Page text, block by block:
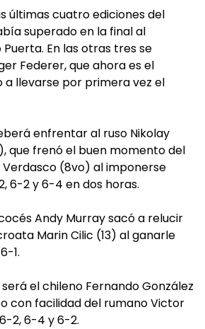
últimas cuatro ediciones del
superado en la final al
En las otras tres se
Federer, que ahora es el
a llevarse por primera vez el
enfrentar al ruso Nikolay
que frenó el buen momento del
(8vo) al imponerse
6-2 y 6-4 en dos horas.
Andy Murray sacó a relucir
Marin Cilic (13) al ganarle
1.
el chileno Fernando González
con facilidad del rumano Victor
2, 6-4 y 6-2.